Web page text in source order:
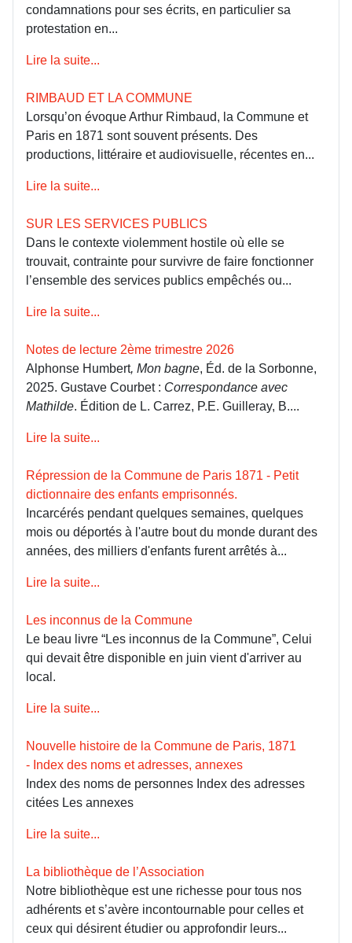
condamnations pour ses écrits, en particulier sa
protestation en...
Lire la suite...
RIMBAUD ET LA COMMUNE
Lorsqu’on évoque Arthur Rimbaud, la Commune et
Paris en 1871 sont souvent présents. Des
productions, littéraire et audiovisuelle, récentes en...
Lire la suite...
SUR LES SERVICES PUBLICS
Dans le contexte violemment hostile où elle se
trouvait, contrainte pour survivre de faire fonctionner
l’ensemble des services publics empêchés ou...
Lire la suite...
Notes de lecture 2ème trimestre 2026
Alphonse Humbert, Mon bagne, Éd. de la Sorbonne,
2025. Gustave Courbet : Correspondance avec
Mathilde. Édition de L. Carrez, P.E. Guilleray, B....
Lire la suite...
Répression de la Commune de Paris 1871 - Petit
dictionnaire des enfants emprisonnés.
Incarcérés pendant quelques semaines, quelques
mois ou déportés à l'autre bout du monde durant des
années, des milliers d'enfants furent arrêtés à...
Lire la suite...
Les inconnus de la Commune
Le beau livre “Les inconnus de la Commune”, Celui
qui devait être disponible en juin vient d'arriver au
local.
Lire la suite...
Nouvelle histoire de la Commune de Paris, 1871
- Index des noms et adresses, annexes
Index des noms de personnes Index des adresses
citées Les annexes
Lire la suite...
La bibliothèque de l’Association
Notre bibliothèque est une richesse pour tous nos
adhérents et s’avère incontournable pour celles et
ceux qui désirent étudier ou approfondir leurs...